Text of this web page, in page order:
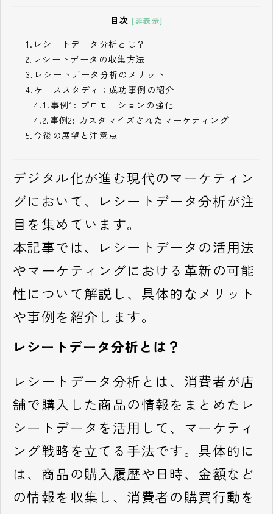
目次 [非表示]
1. レシートデータ分析とは？
2. レシートデータの収集方法
3. レシートデータ分析のメリット
4. ケーススタディ：成功事例の紹介
4.1. 事例1: プロモーションの強化
4.2. 事例2: カスタマイズされたマーケティング
5.今後の展望と注意点
デジタル化が進む現代のマーケティン
グにおいて、レシートデータ分析が注
目を集めています。
本記事では、レシートデータの活用法
やマーケティングにおける革新の可能
性について解説し、具体的なメリット
や事例を紹介します。
レシートデータ分析とは？
レシートデータ分析とは、消費者が店
舗で購入した商品の情報をまとめたレ
シートデータを活用して、マーケティ
ング戦略を立てる手法です。具体的に
は、商品の購入履歴や日時、金額など
の情報を収集し、消費者の購買行動を